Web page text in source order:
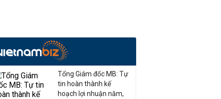
Tổng Giám đốc MB: Tự
tin hoàn thành kế
hoạch lợi nhuận năm,